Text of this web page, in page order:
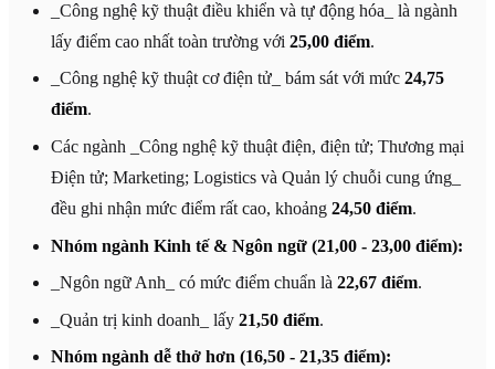
_Công nghệ kỹ thuật điều khiển và tự động hóa_ là ngành
lấy điểm cao nhất toàn trường với 25,00 điểm.
_Công nghệ kỹ thuật cơ điện tử_ bám sát với mức 24,75
điểm.
Các ngành _Công nghệ kỹ thuật điện, điện tử; Thương mại
Điện tử; Marketing; Logistics và Quản lý chuỗi cung ứng_
đều ghi nhận mức điểm rất cao, khoảng 24,50 điểm.
Nhóm ngành Kinh tế & Ngôn ngữ (21,00 - 23,00 điểm):
_Ngôn ngữ Anh_ có mức điểm chuẩn là 22,67 điểm.
_Quản trị kinh doanh_ lấy 21,50 điểm.
Nhóm ngành dễ thở hơn (16,50 - 21,35 điểm):